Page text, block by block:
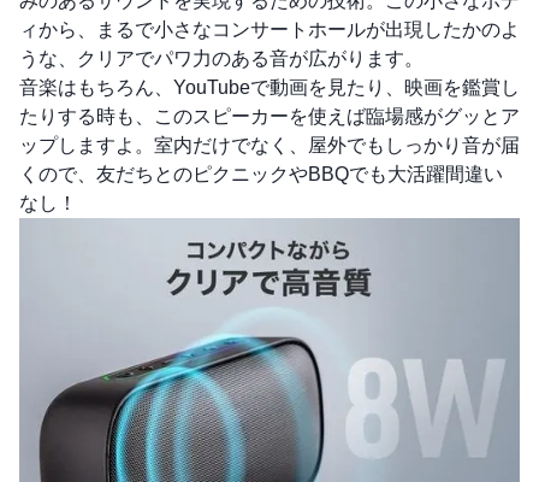
ィから、まるで小さなコンサートホールが出現したかのよ
うな、クリアでパワ力のある音が広がります。
音楽はもちろん、YouTubeで動画を見たり、映画を鑑賞し
たりする時も、このスピーカーを使えば臨場感がグッとア
ップしますよ。室内だけでなく、屋外でもしっかり音が届
くので、友だちとのピクニックやBBQでも大活躍間違い
なし！